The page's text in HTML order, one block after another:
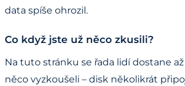
data spíše ohrozil.
Co když jste už něco zkusili?
Na tuto stránku se řada lidí dostane
něco vyzkoušeli – disk několikrát